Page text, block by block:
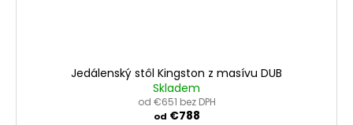
Jedálenský stôl Kingston z masívu DUB
Skladem
od €651 bez DPH
od €788